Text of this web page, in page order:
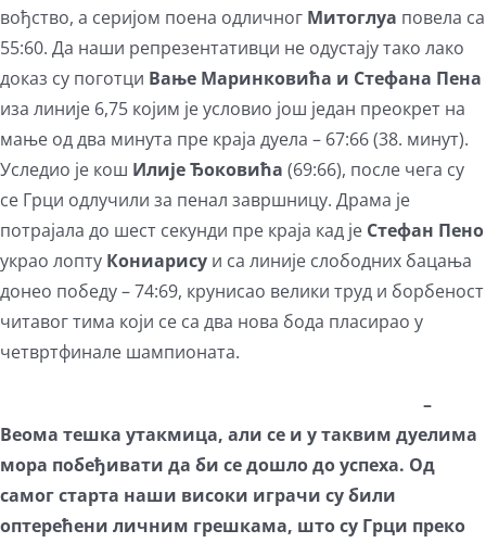
вођство, а серијом поена одличног Митоглуа повела са
55:60. Да наши репрезентативци не одустају тако лако
доказ су поготци Вање Маринковића и Стефана Пена
иза линије 6,75 којим је условио још један преокрет на
мање од два минута пре краја дуела – 67:66 (38. минут).
Уследио је кош Илије Ђоковића (69:66), после чега су
се Грци одлучили за пенал завршницу. Драма је
потрајала до шест секунди пре краја кад је Стефан Пено
украо лопту Кониарису и са линије слободних бацања
донео победу – 74:69, крунисао велики труд и борбеност
читавог тима који се са два нова бода пласирао у
четвртфинале шампионата.
–
Веома тешка утакмица, али се и у таквим дуелима
мора побеђивати да би се дошло до успеха. Од
самог старта наши високи играчи су били
оптерећени личним грешкама, што су Грци преко